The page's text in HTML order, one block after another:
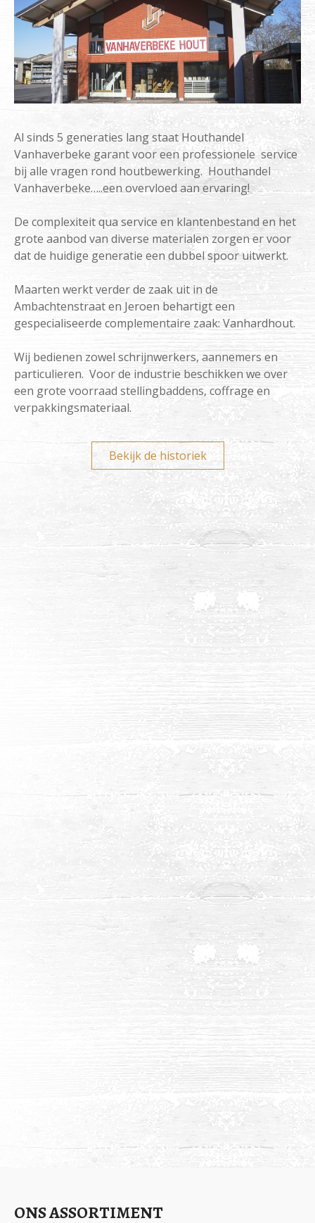
Al sinds 5 generaties lang staat Houthandel
Vanhaverbeke garant voor een professionele service
bij alle vragen rond houtbewerking. Houthandel
Vanhaverbeke…..een overvloed aan ervaring!
De complexiteit qua service en klantenbestand en het
grote aanbod van diverse materialen zorgen er voor
dat de huidige generatie een dubbel spoor uitwerkt.
Maarten werkt verder de zaak uit in de
Ambachtenstraat en Jeroen behartigt een
gespecialiseerde complementaire zaak: Vanhardhout.
Wij bedienen zowel schrijnwerkers, aannemers en
particulieren. Voor de industrie beschikken we over
een grote voorraad stellingbaddens, coffrage en
verpakkingsmateriaal.
Bekijk de historiek
ONS ASSORTIMENT